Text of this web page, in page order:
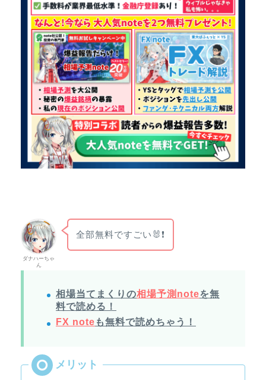
ダナハーちゃ
ん
全部無料ですごい🐰❗
相場当てまくりの相場予測noteを無
料で読める！
FX note も無料で読めちゃう！